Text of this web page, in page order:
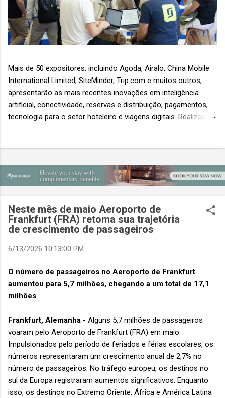
Mais de 50 expositores, incluindo Agoda, Airalo, China Mobile
International Limited, SiteMinder, Trip.com e muitos outros,
apresentarão as mais recentes inovações em inteligência
artificial, conectividade, reservas e distribuição, pagamentos,
tecnologia para o setor hoteleiro e viagens digitais. Realizada
podem acessar os três eventos simultâneos A Travel Tech
Asia 2026 retorna de 21 a 23 de outubro de 2026 no Sands
compradores para explorar as inovações que moldam o futuro
das viagens. O evento também contará com a presença de
importantes nomes do setor e debates sobre as principais
tendências que impulsionam a próxima geração da tecnologia
Neste mês de maio Aeroporto de
Frankfurt (FRA) retoma sua trajetória
de crescimento de passageiros
6/13/2026 10:13:00 PM
O número de passageiros no Aeroporto de Frankfurt
aumentou para 5,7 milhões, chegando a um total de 17,1
milhões
Frankfurt, Alemanha - Alguns 5,7 milhões de passageiros
voaram pelo Aeroporto de Frankfurt (FRA) em maio.
Impulsionados pelo período de feriados e férias escolares, os
números representaram um crescimento anual de 2,7% no
número de passageiros. No tráfego europeu, os destinos no
sul da Europa registraram aumentos significativos. Enquanto
isso, os destinos no Extremo Oriente, África e América Latina